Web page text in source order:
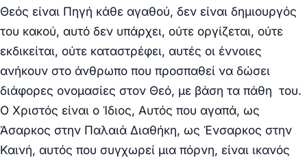
Θεός είναι Πηγή κάθε αγαθού, δεν είναι δημιουργός
του κακού, αυτό δεν υπάρχει, ούτε οργίζεται, ούτε
εκδικείται, ούτε καταστρέφει, αυτές οι έννοιες
ανήκουν στο άνθρωπο που προσπαθεί να δώσει
διάφορες ονομασίες στον Θεό, με βάση τα πάθη του.
Ο Χριστός είναι ο Ίδιος, Αυτός που αγαπά, ως
Άσαρκος στην Παλαιά Διαθήκη, ως Ένσαρκος στην
Καινή, αυτός που συγχωρεί μια πόρνη, είναι ικανός